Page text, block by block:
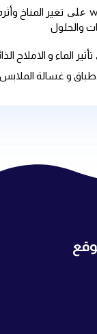
تغير المناخ وأثره على
الماء و الاملاح الذائبة
و غسالة الملابس